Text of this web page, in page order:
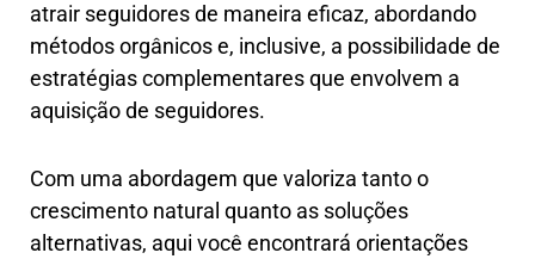
atrair seguidores de maneira eficaz, abordando
métodos orgânicos e, inclusive, a possibilidade de
estratégias complementares que envolvem a
aquisição de seguidores.
Com uma abordagem que valoriza tanto o
crescimento natural quanto as soluções
alternativas, aqui você encontrará orientações